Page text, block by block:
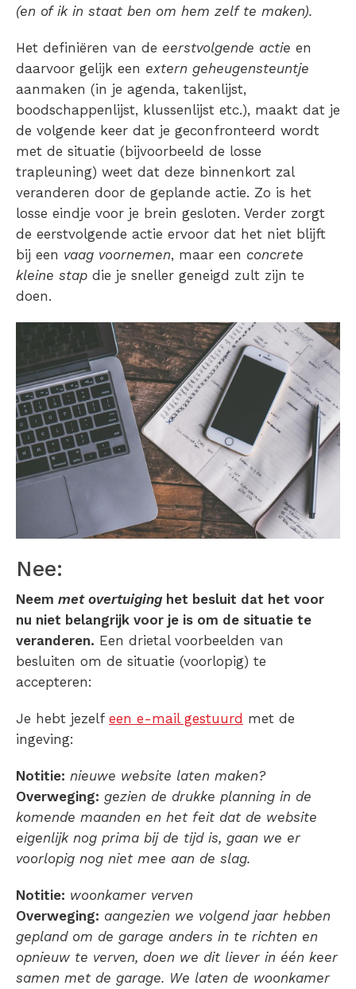
(en of ik in staat ben om hem zelf te maken).
Het definiëren van de eerstvolgende actie en
daarvoor gelijk een extern geheugensteuntje
aanmaken (in je agenda, takenlijst,
boodschappenlijst, klussenlijst etc.), maakt dat je
de volgende keer dat je geconfronteerd wordt
met de situatie (bijvoorbeeld de losse
trapleuning) weet dat deze binnenkort zal
veranderen door de geplande actie. Zo is het
losse eindje voor je brein gesloten. Verder zorgt
de eerstvolgende actie ervoor dat het niet blijft
bij een vaag voornemen, maar een concrete
kleine stap die je sneller geneigd zult zijn te
doen.
Nee:
Neem met overtuiginghet besluit dat het voor
nu niet belangrijk voor je is om de situatie te
veranderen. Een drietal voorbeelden van
besluiten om de situatie (voorlopig) te
accepteren:
Je hebt jezelf een e-mail gestuurd met de
ingeving:
Notitie: nieuwe website laten maken?
Overweging: gezien de drukke planning in de
komende maanden en het feit dat de website
eigenlijk nog prima bij de tijd is, gaan we er
voorlopig nog niet mee aan de slag.
Notitie: woonkamer verven
Overweging: aangezien we volgend jaar hebben
gepland om de garage anders in te richten en
opnieuw te verven, doen we dit liever in één keer
samen met de garage. We laten de woonkamer